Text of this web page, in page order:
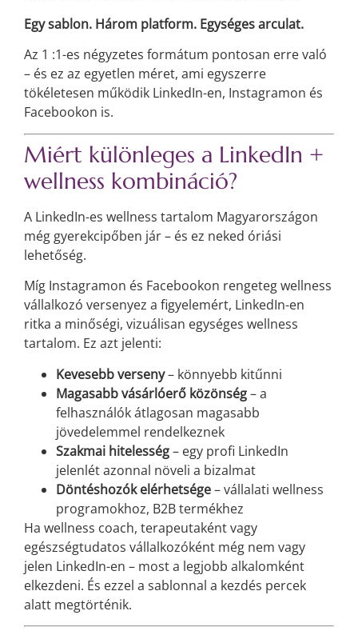
Egy sablon. Három platform. Egységes arculat.
Az 1 :1-es négyzetes formátum pontosan erre való
– és ez az egyetlen méret, ami egyszerre
tökéletesen működik LinkedIn-en, Instagramon és
Facebookon is.
Miért különleges a LinkedIn +
wellness kombináció?
A LinkedIn-es wellness tartalom Magyarországon
még gyerekcipőben jár – és ez neked óriási
lehetőség.
Míg Instagramon és Facebookon rengeteg wellness
vállalkozó versenyez a figyelemért, LinkedIn-en
ritka a minőségi, vizuálisan egységes wellness
tartalom. Ez azt jelenti:
Kevesebb verseny– könnyebb kitűnni
Magasabb vásárlóerő közönség– a
felhasználók átlagosan magasabb
jövedelemmel rendelkeznek
Szakmai hitelesség– egy profi LinkedIn
jelenlét azonnal növeli a bizalmat
Döntéshozók elérhetsége– vállalati wellness
programokhoz, B2B termékhez
Ha wellness coach, terapeutaként vagy
egészségtudatos vállalkozóként még nem vagy
jelen LinkedIn-en – most a legjobb alkalomként
elkezdeni. És ezzel a sablonnal a kezdés percek
alatt megtörténik.